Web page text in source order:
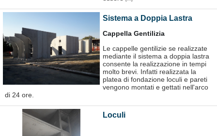
Sistema a Doppia Lastra
Cappella Gentilizia
Le cappelle gentilizie se realizzate
mediante il sistema a doppia lastra
consente la realizzazione in tempi
molto brevi. Infatti realizzata la
platea di fondazione loculi e pareti
vengono montati e gettati nell'arco
di 24 ore.
Loculi